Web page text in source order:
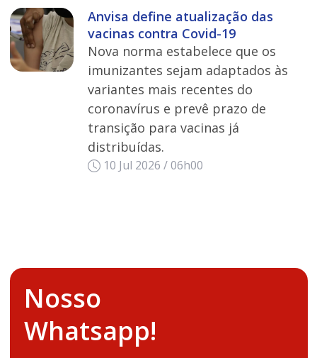
Anvisa define atualização das
vacinas contra Covid-19
Nova norma estabelece que os
imunizantes sejam adaptados às
variantes mais recentes do
coronavírus e prevê prazo de
transição para vacinas já
distribuídas.
10 Jul 2026 / 06h00
Nosso
Whatsapp!